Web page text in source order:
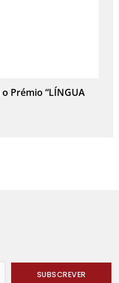
Prémio “LÍNGUA